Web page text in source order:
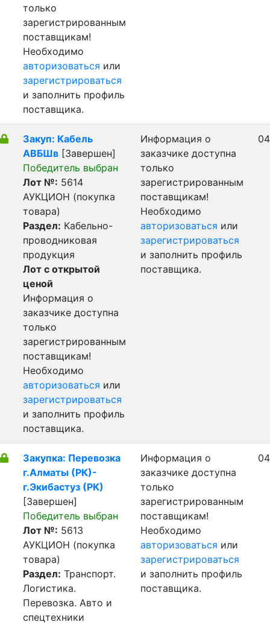
только
зарегистрированным
поставщикам!
Необходимо
авторизоваться или
зарегистрироваться
и заполнить профиль
поставщика.
Закуп: Кабель
АВБШв [Завершен]
Победитель выбран
Лот №: 5614
АУКЦИОН (покупка
товара)
Раздел: Кабельно-
проводниковая
продукция
Лот с открытой
ценой
Информация о
заказчике доступна
только
зарегистрированным
поставщикам!
Необходимо
авторизоваться или
зарегистрироваться
и заполнить профиль
поставщика.
Информация о
заказчике доступна
только
зарегистрированным
поставщикам!
Необходимо
авторизоваться или
зарегистрироваться
и заполнить профиль
поставщика.
Закупка: Перевозка
г.Алматы (РК)-
г.Экибастуз (РК)
[Завершен]
Победитель выбран
Лот №: 5613
АУКЦИОН (покупка
товара)
Раздел: Транспорт.
Логистика.
Перевозка. Авто и
спецтехники
Информация о
заказчике доступна
только
зарегистрированным
поставщикам!
Необходимо
авторизоваться или
зарегистрироваться
и заполнить профиль
поставщика.